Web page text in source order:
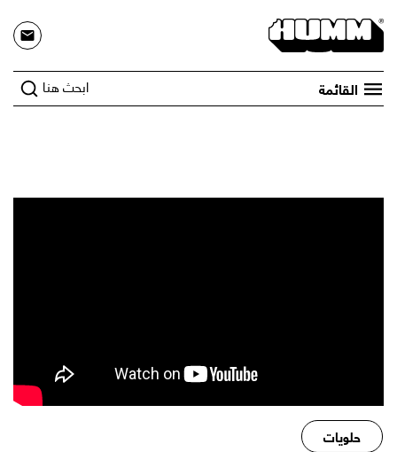
القائمة ابحث هنا
حلويات